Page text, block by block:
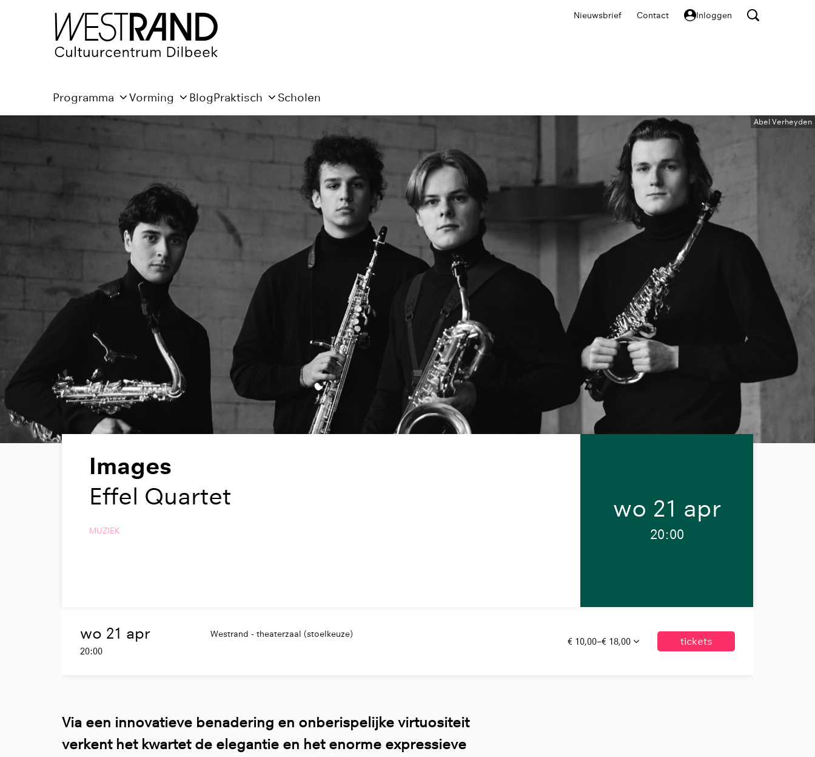
Nieuwsbrief Contact Inloggen
Programma Vorming BlogPraktisch Scholen
Abel Verheyden
Images
Effel Quartet
MUZIEK
wo 21 apr
20:00
wo 21 apr
20:00
Westrand - theaterzaal (stoelkeuze)
€ 10,00–€ 18,00 tickets
Via een innovatieve benadering en onberispelijke virtuositeit
verkent het kwartet de elegantie en het enorme expressieve